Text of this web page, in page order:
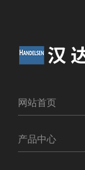
网站首页
产品中心